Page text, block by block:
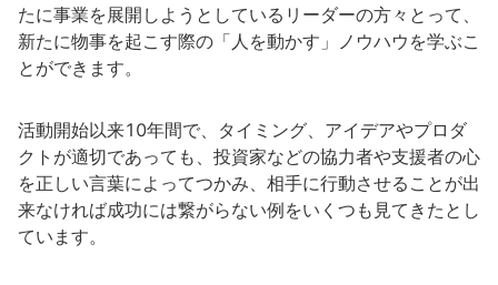
たに事業を展開しようとしているリーダーの方々とって、
新たに物事を起こす際の「人を動かす」ノウハウを学ぶこ
とができます。
活動開始以来10年間で、タイミング、アイデアやプロダ
クトが適切であっても、投資家などの協力者や支援者の心
を正しい言葉によってつかみ、相手に行動させることが出
来なければ成功には繋がらない例をいくつも見てきたとし
ています。